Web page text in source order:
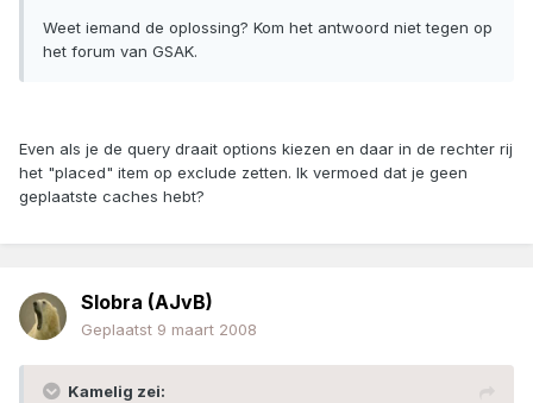
Weet iemand de oplossing? Kom het antwoord niet tegen op
het forum van GSAK.
Even als je de query draait options kiezen en daar in de rechter rij
het "placed" item op exclude zetten. Ik vermoed dat je geen
geplaatste caches hebt?
Slobra (AJvB)
Geplaatst 9 maart 2008
Kamelig zei: